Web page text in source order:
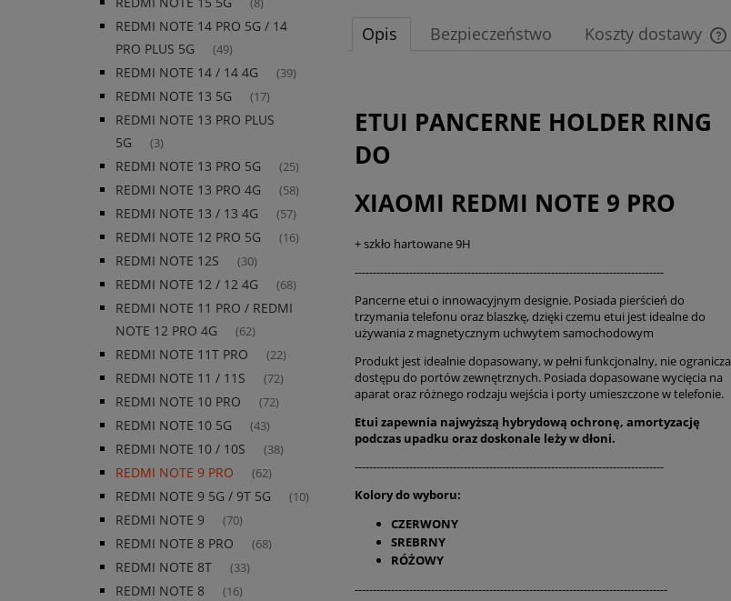
(8)
REDMI NOTE 14 PRO 5G / 14
PRO PLUS 5G
(49)
REDMI NOTE 14 / 14 4G (39)
REDMI NOTE 13 5G (17)
REDMI NOTE 13 PRO PLUS
5G
(3)
REDMI NOTE 13 PRO 5G (25)
REDMI NOTE 13 PRO 4G (58)
REDMI NOTE 13 / 13 4G (57)
REDMI NOTE 12 PRO 5G (16)
REDMI NOTE 12S (30)
REDMI NOTE 12 / 12 4G (68)
REDMI NOTE 11 PRO / REDMI
NOTE 12 PRO 4G
(62)
REDMI NOTE 11T PRO (22)
REDMI NOTE 11 / 11S (72)
REDMI NOTE 10 PRO (72)
REDMI NOTE 10 5G (43)
REDMI NOTE 10 / 10S (38)
REDMI NOTE 9 PRO (62)
REDMI NOTE 9 5G / 9T 5G (10)
REDMI NOTE 9 (70)
REDMI NOTE 8 PRO (68)
REDMI NOTE 8T (33)
REDMI NOTE 8 (16)
Opis Bezpieczeństwo Koszty dostawy
ETUI PANCERNE HOLDER RING
DO
XIAOMI REDMI NOTE 9 PRO
+ szkło hartowane 9H
-------------------------------------------------------------------------------------
Pancerne etui o innowacyjnym designie. Posiada pierścień do
trzymania telefonu oraz blaszkę, dzięki czemu etui jest idealne do
używania z magnetycznym uchwytem samochodowym
Produkt jest idealnie dopasowany, w pełni funkcjonalny, nie ogranicza
dostępu do portów zewnętrznych. Posiada dopasowane wycięcia na
aparat oraz różnego rodzaju wejścia i porty umieszczone w telefonie.
Etui zapewnia najwyższą hybrydową ochronę, amortyzację
podczas upadku orazdoskonale leży w dłoni.
-------------------------------------------------------------------------------------
Kolory do wyboru:
CZERWONY
SREBRNY
RÓŻOWY
--------------------------------------------------------------------------------------